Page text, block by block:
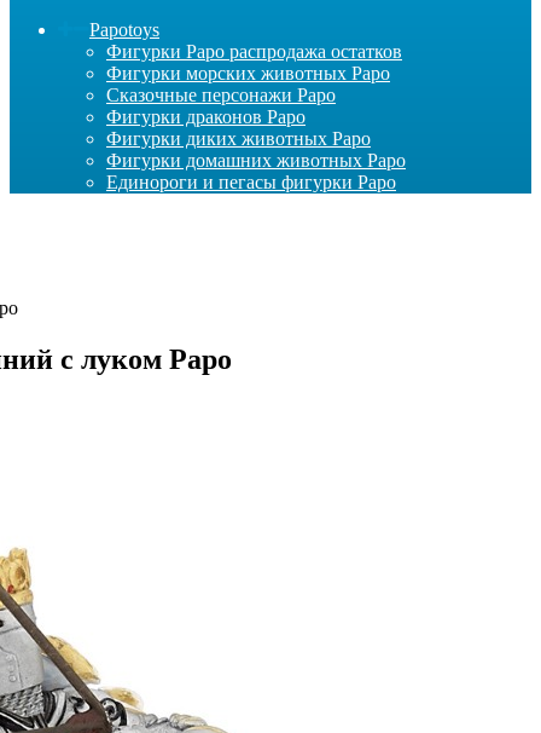
Papotoys
Фигурки Papo распродажа остатков
Фигурки морских животных Papo
Сказочные персонажи Papo
Фигурки драконов Papo
Фигурки диких животных Papo
Фигурки домашних животных Papo
Единороги и пегасы фигурки Papo
с луком Papo